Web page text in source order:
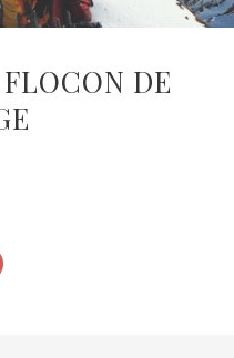
DE